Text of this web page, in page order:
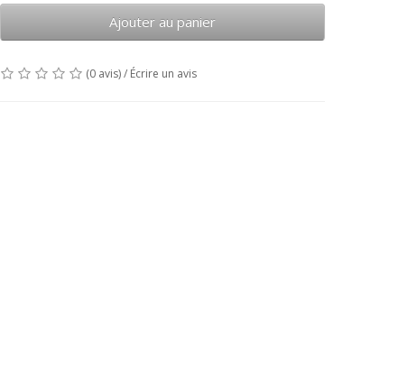
Ajouter au panier
(0 avis)/ Écrire un avis